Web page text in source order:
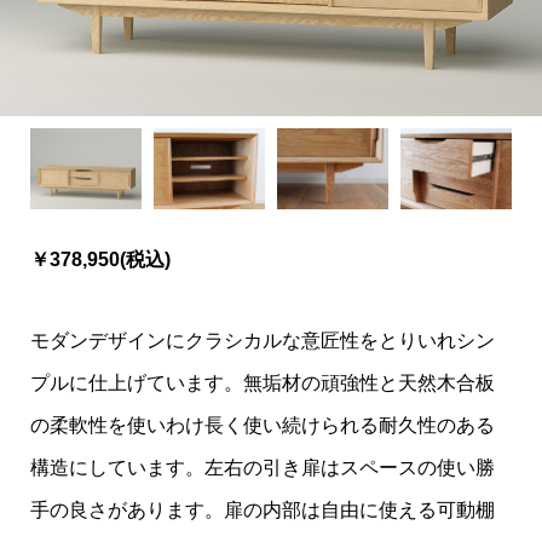
￥378,950(税込)
モダンデザインにクラシカルな意匠性をとりいれシン
プルに仕上げています。無垢材の頑強性と天然木合板
の柔軟性を使いわけ長く使い続けられる耐久性のある
構造にしています。左右の引き扉はスペースの使い勝
手の良さがあります。扉の内部は自由に使える可動棚